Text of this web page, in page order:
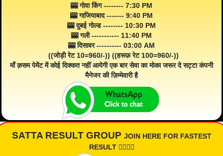
🎰 गोवा किंग -------- 7:30 PM
🎰 गाजियाबाद ------- 9:40 PM
🎰 दुबई गोल्ड -------- 10:30 PM
🎰 गली ----------- 11:40 PM
🎰 दिसावर ---------- 03:00 AM
((जोड़ी रेट 10=960/-)) ((हरूफ़ रेट 100=960/-))
माँ क़सम पेमेंट में कोई दिक्कत नहीं आयेगी एक बार सेवा का मोका जरूर दे सट्टा कंपनी
मैनेजर की ज़िम्मेवारी है
SATTA RESULT GROUP JOIN HERE FOR FASTEST
RESULT 👇🏾👇🏾